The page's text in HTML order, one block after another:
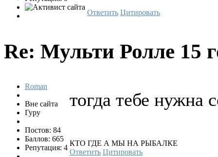
Ответить Цитировать
Re: Мульти Ролле 15
Roman
Вне сайта
Гуру
Постов: 84
Баллов: 665
Репутация: 4
тогда тебе нужна
КТО ГДЕ А МЫ НА РЫБАЛКЕ
Ответить Цитировать